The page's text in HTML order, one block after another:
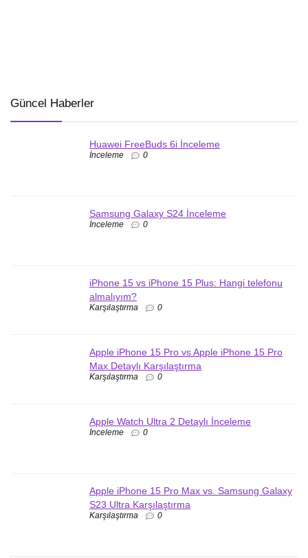
Güncel Haberler
Huawei FreeBuds 6i İnceleme
İnceleme 0
Samsung Galaxy S24 İnceleme
İnceleme 0
iPhone 15 vs iPhone 15 Plus: Hangi telefonu
almalıyım?
Karşılaştırma 0
Apple iPhone 15 Pro vs Apple iPhone 15 Pro
Max Detaylı Karşılaştırma
Karşılaştırma 0
Apple Watch Ultra 2 Detaylı İnceleme
İnceleme 0
Apple iPhone 15 Pro Max vs. Samsung Galaxy
S23 Ultra Karşılaştırma
Karşılaştırma 0